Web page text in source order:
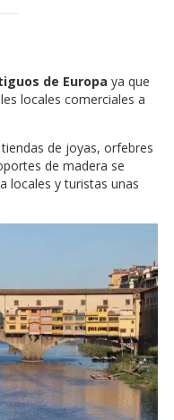
de Europa ya que
locales comerciales a
de joyas, orfebres
de madera se
locales y turistas unas